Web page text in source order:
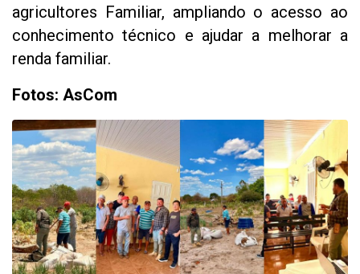
agricultores Familiar, ampliando o acesso ao
conhecimento técnico e ajudar a melhorar a
renda familiar.
Fotos: AsCom